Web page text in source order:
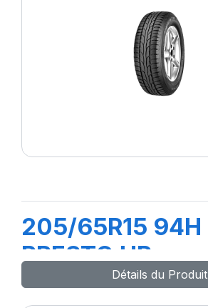
205/65R15 94H
PRESTO HP
Détails du Produit